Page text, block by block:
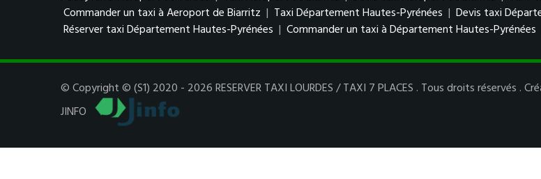
Commander un taxi à Aeroport de Biarritz | Taxi Département Hautes-Pyrénées | Devis taxi
Réserver taxi Département Hautes-Pyrénées | Commander un taxi à Département Hautes-Pyrénées
© Copyright © (S1) 2020 - 2026 RESERVER TAXI LOURDES / TAXI 7 PLACES . Tous droits réservés .
JINFO